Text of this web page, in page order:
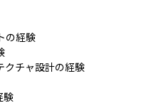
の経験
クチャ設計の経験
験